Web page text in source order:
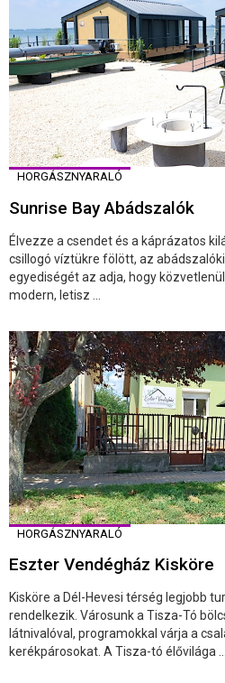
HORGÁSZNYARALÓ
Sunrise Bay Abádszalók
Élvezze a csendet és a káprázatos
csillogó víztükre fölött, az
egyediségét az adja, hogy
modern, letisz ...
HORGÁSZNYARALÓ
Eszter Vendégház Kisköre
Kisköre a Dél-Hevesi térség legjobb
rendelkezik. Városunk a Tisza-Tó
látnivalóval, programokkal várja a
kerékpárosokat. A Tisza-tó élővilága ...